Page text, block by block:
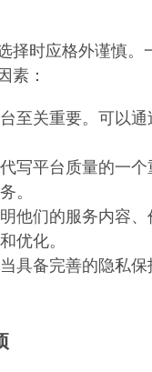
择时应格外谨慎
素：
至关重要。可以
写平台质量的一
。
他们的服务内容
优化。
具备完善的隐私